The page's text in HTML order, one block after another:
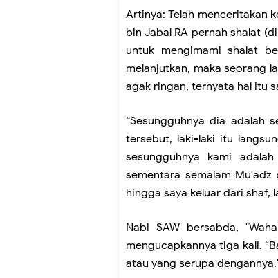
Artinya: Telah menceritakan
bin Jabal RA pernah shalat
untuk mengimami shalat
melanjutkan, maka seorang
agak ringan, ternyata hal itu
“Sesungguhnya dia adalah
tersebut, laki-laki itu
sesungguhnya kami
sementara semalam
hingga saya keluar dari shaf,
Nabi SAW bersabda,
mengucapkannya tiga kali.
atau yang serupa